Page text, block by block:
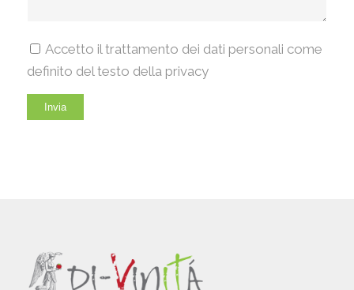
Accetto il trattamento dei dati personali come
definito del testo della privacy